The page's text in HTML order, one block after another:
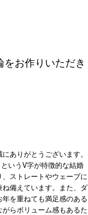
をお作りいただき
ありがとうございます。
いうV字が特徴的な結婚
ストレートやウェーブに
備えています。また、ダ
を重ねても満足感のある
らボリューム感もあるた